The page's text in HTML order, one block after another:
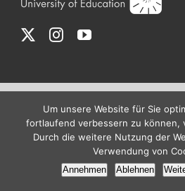
Um unsere Website für Sie
fortlaufend verbessern zu können,
Durch die weitere Nutzung der
Verwendung von
Annehmen Ablehnen